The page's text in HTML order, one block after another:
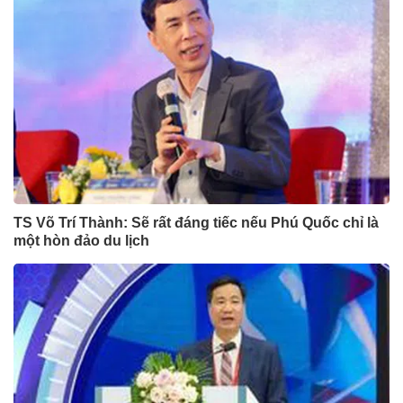
giữa tăng trưởng nhanh và phát triển bền vững.
TS Võ Trí Thành: Sẽ rất đáng tiếc nếu Phú Quốc chỉ là
một hòn đảo du lịch